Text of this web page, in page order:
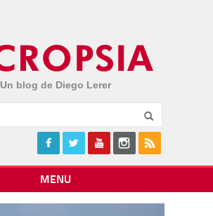
Un blog de Diego Lerer
MENU